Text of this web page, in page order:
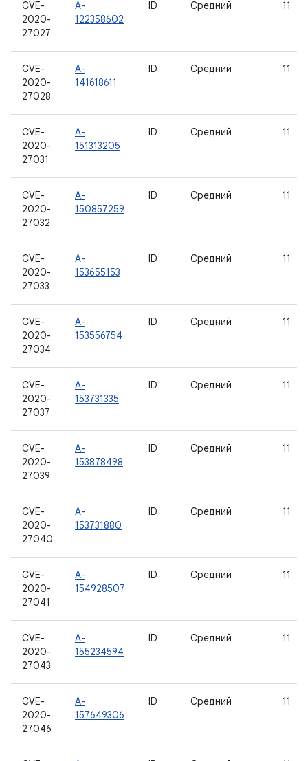
CVE-
2020-
27027
A-
122358602
ID Средний 11
CVE-
2020-
27028
A-
141618611
ID Средний 11
CVE-
2020-
27031
A-
151313205
ID Средний 11
CVE-
2020-
27032
A-
150857259
ID Средний 11
CVE-
2020-
27033
A-
153655153
ID Средний 11
CVE-
2020-
27034
A-
153556754
ID Средний 11
CVE-
2020-
27037
A-
153731335
ID Средний 11
CVE-
2020-
27039
A-
153878498
ID Средний 11
CVE-
2020-
27040
A-
153731880
ID Средний 11
CVE-
2020-
27041
A-
154928507
ID Средний 11
CVE-
2020-
27043
A-
155234594
ID Средний 11
CVE-
2020-
27046
A-
157649306
ID Средний 11